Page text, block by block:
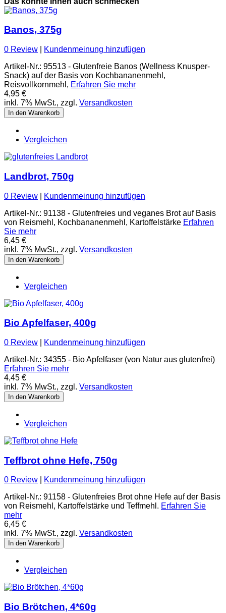
Banos, 375g
0 Review
Kundenmeinung hinzufügen
Artikel-Nr.: 95513 - Glutenfreie Banos (Wellness Knusper-
Snack) auf der Basis von Kochbananenmehl,
Reisvollkornmehl, Erfahren Sie mehr
4,95 €
inkl. 7% MwSt., zzgl. Versandkosten
In den Warenkorb
Vergleichen
Landbrot, 750g
0 Review
Kundenmeinung hinzufügen
Artikel-Nr.: 91138 - Glutenfreies und veganes Brot auf Basis
von Reismehl, Kochbananenmehl, Kartoffelstärke Erfahren
Sie mehr
6,45 €
inkl. 7% MwSt., zzgl. Versandkosten
In den Warenkorb
Vergleichen
Bio Apfelfaser, 400g
0 Review
Kundenmeinung hinzufügen
Artikel-Nr.: 34355 - Bio Apfelfaser (von Natur aus glutenfrei)
Erfahren Sie mehr
4,45 €
inkl. 7% MwSt., zzgl. Versandkosten
In den Warenkorb
Vergleichen
Teffbrot ohne Hefe, 750g
0 Review
Kundenmeinung hinzufügen
Artikel-Nr.: 91158 - Glutenfreies Brot ohne Hefe auf der Basis
von Reismehl, Kartoffelstärke und Teffmehl. Erfahren Sie
mehr
6,45 €
inkl. 7% MwSt., zzgl. Versandkosten
In den Warenkorb
Vergleichen
Bio Brötchen, 4*60g